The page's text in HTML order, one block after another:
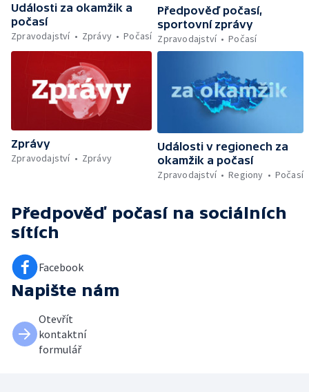
Události za okamžik a
počasí
Zpravodajství
Zprávy Počasí
Předpověď počasí,
sportovní zprávy
Zpravodajství
Počasí
Zprávy
Zpravodajství
Zprávy
Události v regionech za
okamžik a počasí
Zpravodajství
Regiony Počasí
Předpověď počasí na sociálních
sítích
Facebook
Napište nám
Otevřít
kontaktní
formulář